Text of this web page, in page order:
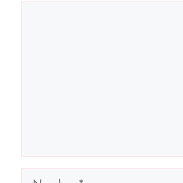
Nombre